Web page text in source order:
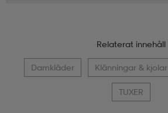
Relaterat innehåll
Damkläder Klänningar & kjolar
TUXER